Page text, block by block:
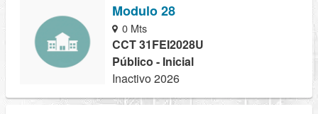
Modulo 28
0 Mts
CCT 31FEI2028U
Público - Inicial
Inactivo 2026